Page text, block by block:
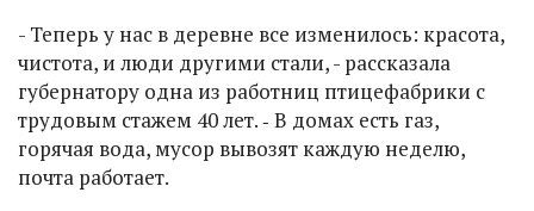
- Теперь у нас в деревне все изменилось: красота,
чистота, и люди другими стали, - рассказала
губернатору одна из работниц птицефабрики с
трудовым стажем 40 лет. ‑ В домах есть газ,
горячая вода, мусор вывозят каждую неделю,
почта работает.